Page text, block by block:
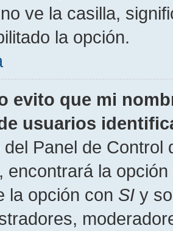
ve la casilla,
la opción.
evito que mi
usuarios
del Panel de
encontrará la opción
la opción con SI y